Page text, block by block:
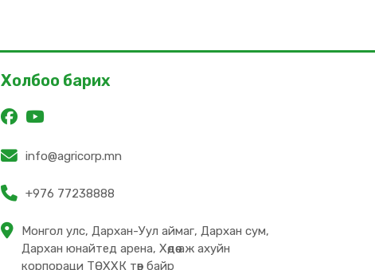
Холбоо барих
info@agricorp.mn
+976 77238888
Монгол улс, Дархан-Уул аймаг, Дархан сум,
Дархан юнайтед арена, Хөдөө аж ахуйн
корпораци ТӨХХК төв байр